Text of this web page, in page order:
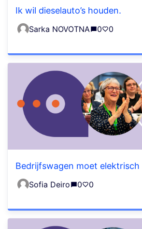
Ik wil dieselauto’s houden.
Sarka NOVOTNA 0 0
Bedrijfswagen moet elektrisch
Sofia Deiro 0 0